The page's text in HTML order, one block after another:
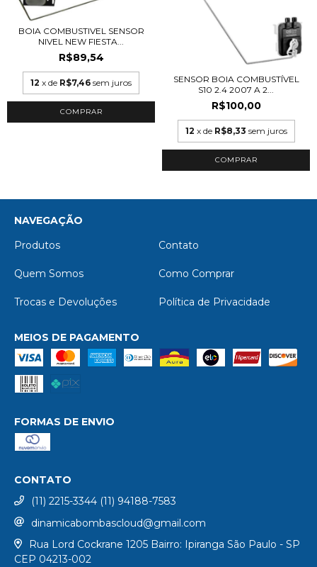
BOIA COMBUSTIVEL SENSOR
NIVEL NEW FIESTA...
R$89,54
12 x de R$7,46 sem juros
SENSOR BOIA COMBUSTÍVEL
S10 2.4 2007 A 2...
R$100,00
12 x de R$8,33 sem juros
NAVEGAÇÃO
Produtos
Contato
Quem Somos Como Comprar
Trocas e Devoluções Política de Privacidade
MEIOS DE PAGAMENTO
FORMAS DE ENVIO
CONTATO
(11) 2215-3344 (11) 94188-7583
dinamicabombascloud@gmail.com
Rua Lord Cockrane 1205 Bairro: Ipiranga São Paulo - SP
CEP 04213-002